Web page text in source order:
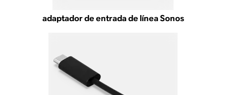
adaptador de entrada de línea Sonos